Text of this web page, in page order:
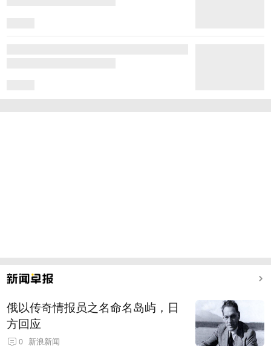
俄以传奇情报员之名命名岛屿，日
方回应
0 新浪新闻